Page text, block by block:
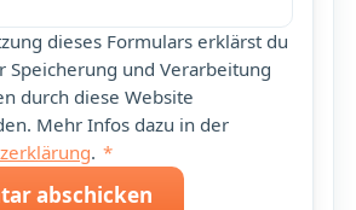
dieses Formulars erklärst du
Speicherung und Verarbeitung
durch diese Website
Mehr Infos dazu in der
. *
abschicken